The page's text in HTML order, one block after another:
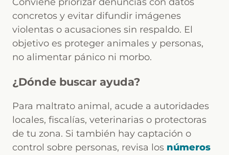
concretos y evitar difundir imágenes
violentas o acusaciones sin respaldo. El
objetivo es proteger animales y personas,
no alimentar pánico ni morbo.
¿Dónde buscar ayuda?
Para maltrato animal, acude a autoridades
locales, fiscalías, veterinarias o protectoras
de tu zona. Si también hay captación o
control sobre personas, revisa los números